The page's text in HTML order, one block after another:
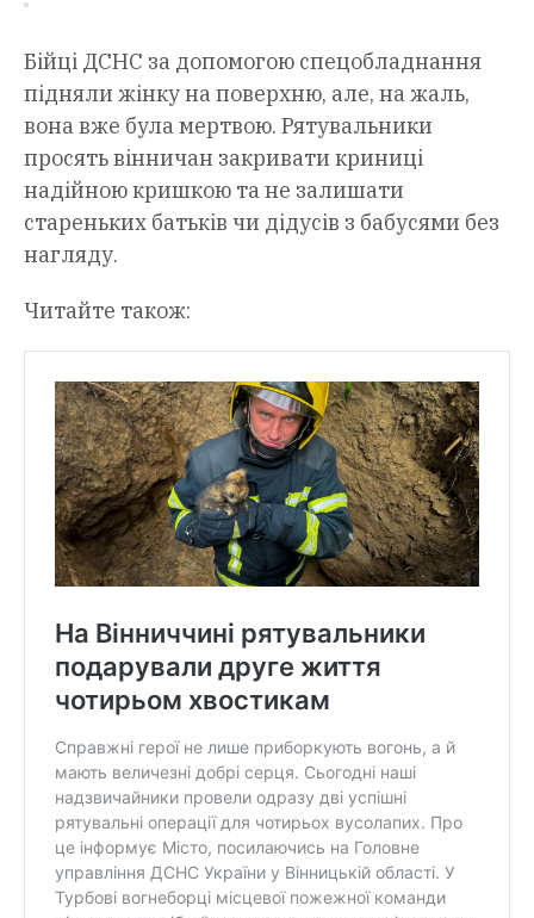
Бійці ДСНС за допомогою спецобладнання
підняли жінку на поверхню, але, на жаль,
вона вже була мертвою. Рятувальники
просять вінничан закривати криниці
надійною кришкою та не залишати
стареньких батьків чи дідусів з бабусями без
нагляду.
Читайте також: